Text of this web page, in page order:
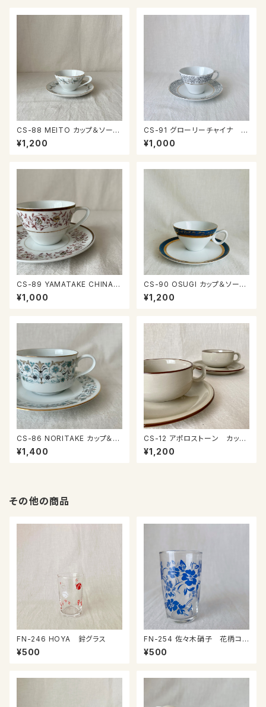
CS-88 MEITO カップ＆ソーサ
ー
¥1,200
CS-91 グローリーチャイナ カ
ップ＆ソーサー
¥1,000
CS-89 YAMATAKE CHINA
カップ＆ソーサー
¥1,000
CS-90 OSUGI カップ＆ソーサ
ー
¥1,200
CS-86 NORITAKE カップ＆ソ
ーサー
¥1,400
CS-12 アポロストーン カップ
＆ソーサー
¥1,200
その他の商品
FN-246 HOYA 鈴グラス
¥500
FN-254 佐々木硝子 花柄コッ
プ④
¥500